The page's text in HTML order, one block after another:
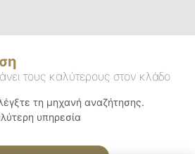
τους καλύτερους στον κλάδο
τη μηχανή αναζήτησης.
υπηρεσία